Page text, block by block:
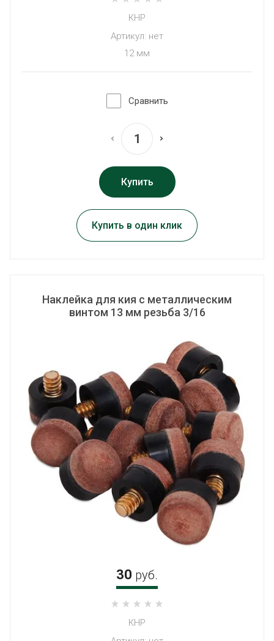
ВЫЕЗД МЕНЕДЖЕРА
РЕМОНТ БИЛЬЯРДНЫХ КИЁВ
СБОРКА, УСТАНОВКА И РЕМОНТ
БИЛЬЯРДНЫХ СТОЛОВ
СТОИМОСТЬ УСЛУГ ПО СБОРКЕ,
ПЕРЕТЯЖКЕ И РЕМОНТУ
БИЛЬЯРДНЫХ СТОЛОВ
ПОДАРОЧНЫЙ СЕРТИФИКАТ
КАМЕНЬ SUPER STONE - ПЛИТЫ
КНР
Артикул: нет
12 мм
Сравнить
Купить
Купить в один клик
Наклейка для кия с металлическим
винтом 13 мм резьба 3/16
30 руб.
КНР